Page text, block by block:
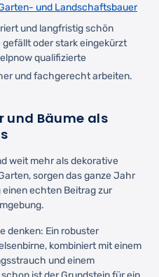
und Landschaftsbauer
und langfristig schön
oder stark eingekürzt
qualifizierte
und fachgerecht arbeiten.
und Bäume als
weit mehr als dekorative
sorgen das ganze Jahr
echten Beitrag zur
denken: Ein robuster
kombiniert mit einem
und einem